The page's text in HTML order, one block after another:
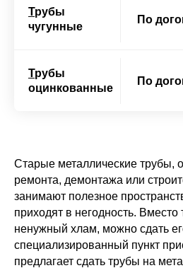
Трубы
чугунные
По
Трубы
оцинкованные
По
Старые металлические трубы,
ремонта, демонтажа или
занимают полезное
приходят в негодность. Вместо
ненужный хлам, можно сдать
специализированный пункт
предлагает сдать трубы на